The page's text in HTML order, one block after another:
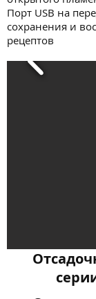
Порт USB на
сохранения и
рецептов